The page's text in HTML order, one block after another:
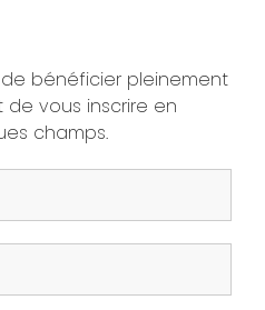
bénéficier pleinement
de vous inscrire en
champs.